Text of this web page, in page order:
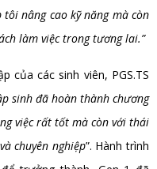
nâng cao kỹ năng mà còn
làm việc trong tương lai.”
của các sinh viên, PGS.TS
sinh đã hoàn thành chương
việc rất tốt mà còn với thái
chuyên nghiệp”. Hành trình